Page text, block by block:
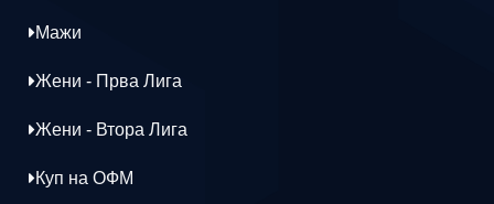
Мажи
Жени - Прва Лига
Жени - Втора Лига
Куп на ОФМ